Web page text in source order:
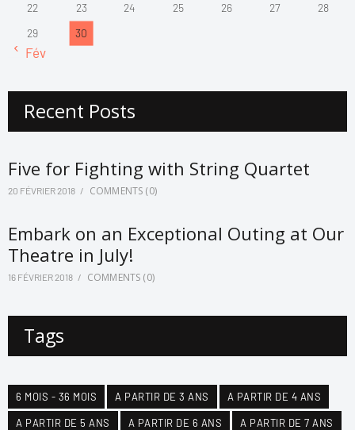
22
23 24 25 26 27
28
29
30
« Fév
Recent Posts
Five for Fighting with String Quartet
20 FÉVRIER 2018 COMMENTS (0)
Embark on an Exceptional Outing at Our
Theatre in July!
16 FÉVRIER 2018 COMMENTS (0)
Tags
6 MOIS - 36 MOIS A PARTIR DE 3 ANS A PARTIR DE 4 ANS
A PARTIR DE 5 ANS A PARTIR DE 6 ANS A PARTIR DE 7 ANS